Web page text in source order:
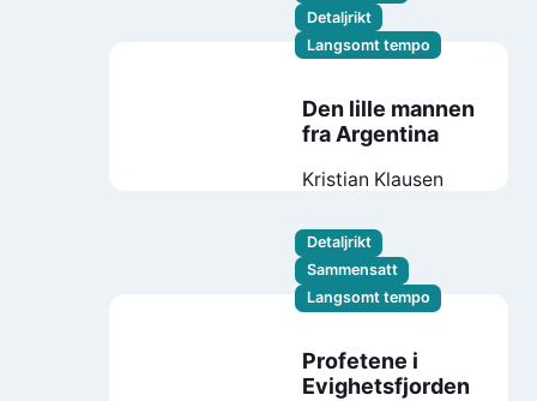
Detaljrikt
Langsomt tempo
Den lille mannen
fra Argentina
Kristian Klausen
Detaljrikt
Sammensatt
Langsomt tempo
Profetene i
Evighetsfjorden